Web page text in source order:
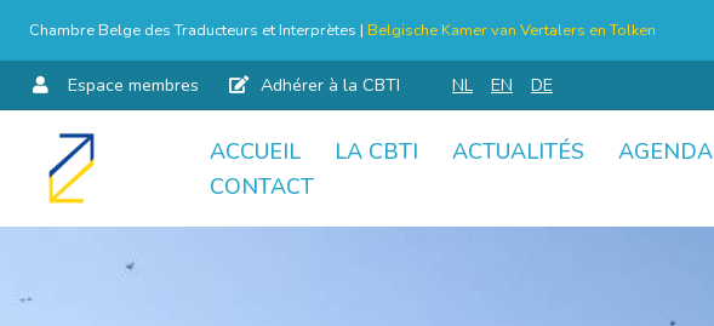
Chambre Belge des Traducteurs et Interprètes | Belgische Kamer van Vertalers en Tolken
Espace membres Adhérer à la CBTI NL EN DE
Aller
ACCUEIL LA CBTI ACTUALITÉS AGENDA
CONTACT